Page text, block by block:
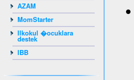
AZAM
MomStarter
Ilkokul �ocuklara
destek
IBB